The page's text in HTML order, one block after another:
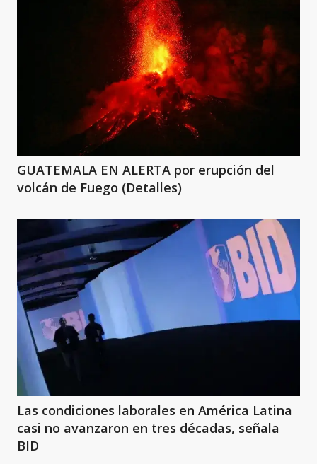
GUATEMALA EN ALERTA por erupción del
volcán de Fuego (Detalles)
Las condiciones laborales en América Latina
casi no avanzaron en tres décadas, señala
BID